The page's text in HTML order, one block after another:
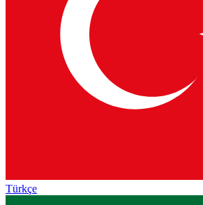
Türkçe